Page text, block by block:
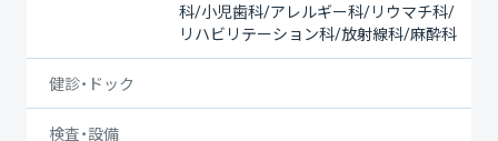
科/小児歯科/アレルギー科/リウマチ科/
リハビリテーション科/放射線科/麻酔科
健診・ドック
検査・設備